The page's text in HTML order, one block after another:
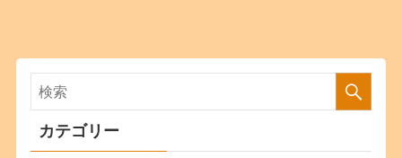
カテゴリー